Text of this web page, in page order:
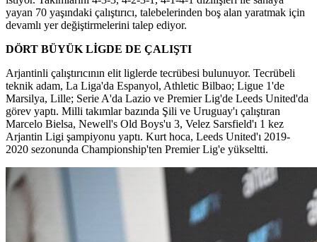
yayan 70 yaşındaki çalıştırıcı, talebelerinden boş alan yaratmak için
devamlı yer değiştirmelerini talep ediyor.
DÖRT BÜYÜK LİGDE DE ÇALIŞTI
Arjantinli çalıştırıcının elit liglerde tecrübesi bulunuyor. Tecrübeli
teknik adam, La Liga'da Espanyol, Athletic Bilbao; Ligue 1'de
Marsilya, Lille; Serie A'da Lazio ve Premier Lig'de Leeds United'da
görev yaptı. Milli takımlar bazında Şili ve Uruguay'ı çalıştıran
Marcelo Bielsa, Newell's Old Boys'u 3, Velez Sarsfield'ı 1 kez
Arjantin Ligi şampiyonu yaptı. Kurt hoca, Leeds United'ı 2019-
2020 sezonunda Championship'ten Premier Lig'e yükseltti.